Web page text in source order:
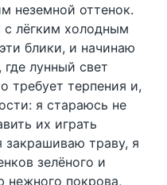
неземной оттенок.
лёгким холодным
блики, и начинаю
лунный свет
требует терпения и,
я стараюсь не
их играть
закрашиваю траву, я
зелёного и
нежного покрова,